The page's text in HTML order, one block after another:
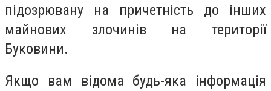
підозрювану на причетність до інших
майнових злочинів на території
Буковини.
Якщо вам відома будь-яка інформація